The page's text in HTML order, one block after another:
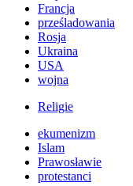
Francja
prześladowania
Rosja
Ukraina
USA
wojna
Religie
ekumenizm
Islam
Prawosławie
protestanci